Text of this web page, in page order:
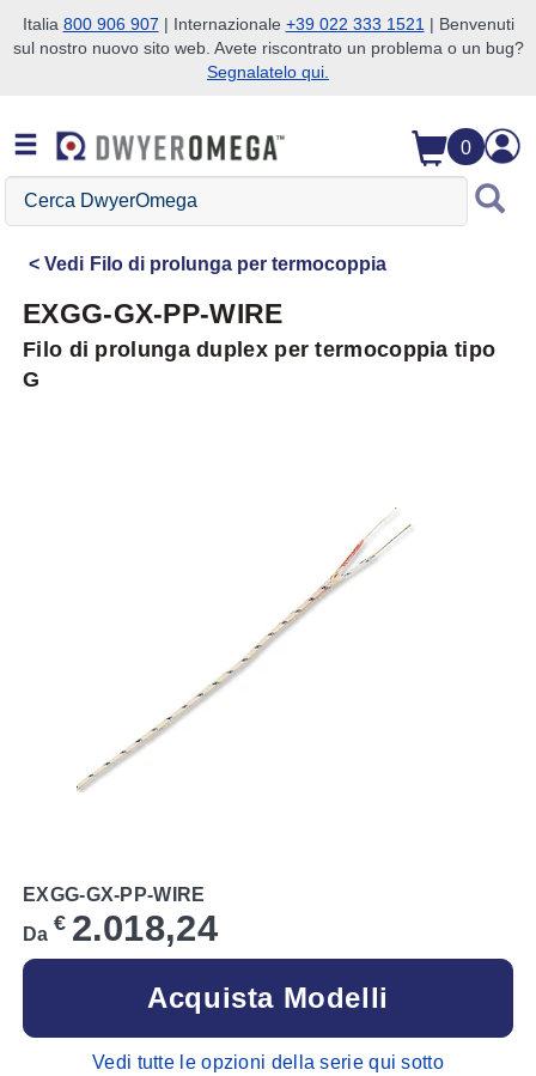
Salta alla ricerca
Salta al contenuto principale
Salta alla navigazione
Italia 800 906 907 | Internazionale +39 022 333 1521 | Benvenuti
sul nostro nuovo sito web. Avete riscontrato un problema o un bug?
Segnalatelo qui.
0
Cerca
DwyerOmega
Vedi Filo di prolunga per termocoppia
EXGG-GX-PP-WIRE
Filo di prolunga duplex per termocoppia tipo
G
EXGG-GX-PP-WIRE
Da € 2.018,24
Acquista Modelli
Vedi tutte le opzioni della serie qui sotto